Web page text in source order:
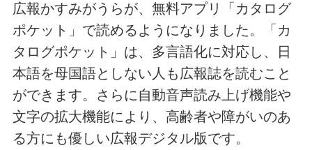
広報かすみがうらが、無料アプリ「カタログ
ポケット」で読めるようになりました。「カ
タログポケット」は、多言語化に対応し、日
本語を母国語としない人も広報誌を読むこと
ができます。さらに自動音声読み上げ機能や
文字の拡大機能により、高齢者や障がいのあ
る方にも優しい広報デジタル版です。